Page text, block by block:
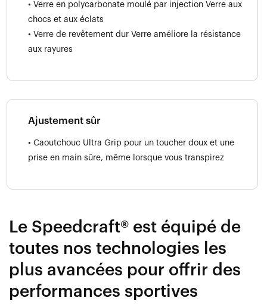
• Verre en polycarbonate moulé par injection Verre aux
chocs et aux éclats
• Verre de revêtement dur Verre améliore la résistance
aux rayures
Ajustement sûr
• Caoutchouc Ultra Grip pour un toucher doux et une
prise en main sûre, même lorsque vous transpirez
Le Speedcraft® est équipé de
toutes nos technologies les
plus avancées pour offrir des
performances sportives